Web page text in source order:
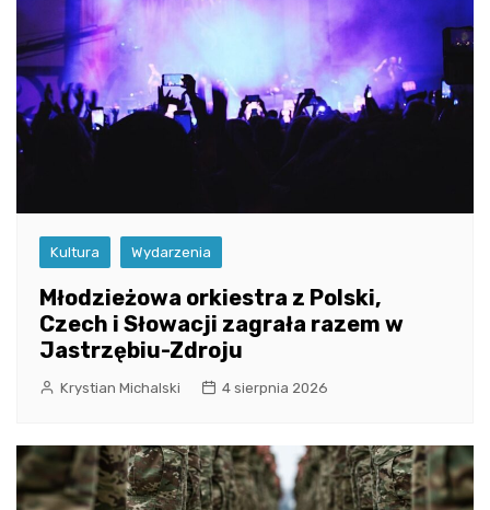
Kultura Wydarzenia
Młodzieżowa orkiestra z Polski,
Czech i Słowacji zagrała razem w
Jastrzębiu-Zdroju
Krystian Michalski 4 sierpnia 2026